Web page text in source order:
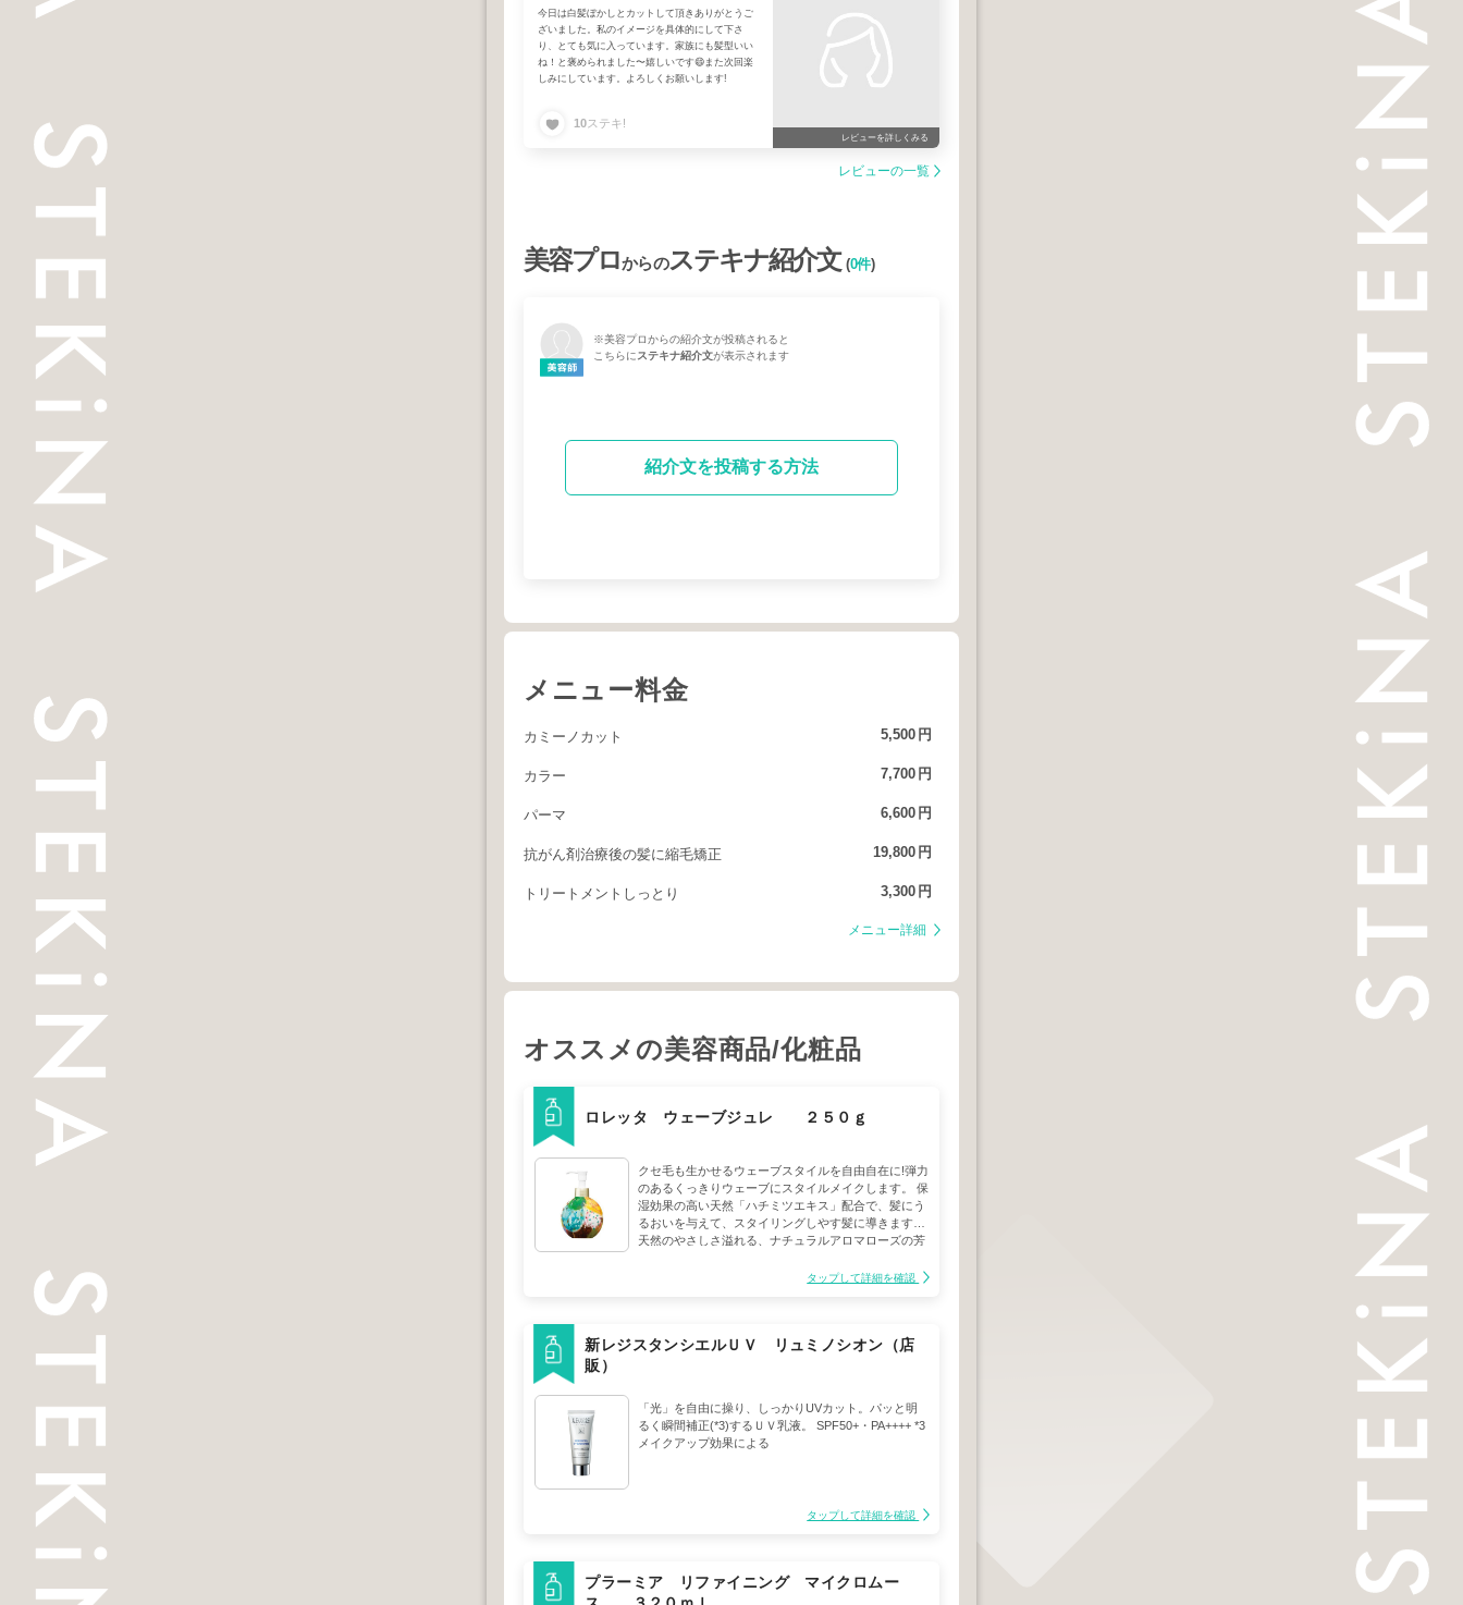
今日は白髪ぼかしとカットして頂きありがとうご
ざいました。私のイメージを具体的にして下さ
り、とても気に入っています。家族にも髪型いい
ね！と褒められました〜嬉しいです😄また次回楽
しみにしています。よろしくお願いします!
10ステキ!
レビューを詳しくみる
レビューの一覧
美容プロからのステキナ紹介文(0件)
※美容プロからの紹介文が投稿されると
こちらにステキナ紹介文が表示されます
紹介文を投稿する方法
メニュー料金
カミーノカット 5,500 円
カラー 7,700 円
パーマ 6,600 円
抗がん剤治療後の髪に縮毛矯正 19,800 円
トリートメントしっとり 3,300 円
メニュー詳細
オススメの美容商品/化粧品
ロレッタ ウェーブジュレ ２５０ｇ
クセ毛も生かせるウェーブスタイルを自由自在に!弾力
のあるくっきりウェーブにスタイルメイクします。 保
湿効果の高い天然「ハチミツエキス」配合で、髪にう
るおいを与えて、スタイリングしやす髪に導きます。
天然のやさしさ溢れる、ナチュラルアロマローズの芳
タップして詳細を確認
新レジスタンシエルＵＶ リュミノシオン（店
販）
「光」を自由に操り、しっかりUVカット。パッと明
るく瞬間補正(*3)するＵＶ乳液。 SPF50+・PA++++ *3
メイクアップ効果による
タップして詳細を確認
プラーミア リファイニング マイクロムー